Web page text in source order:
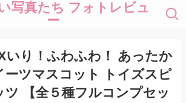
写真たち フォトレビュ
ー
いり！ふわふわ！ あったか
ーツマスコット トイズスピ
ツ 【全５種フルコンプセッ